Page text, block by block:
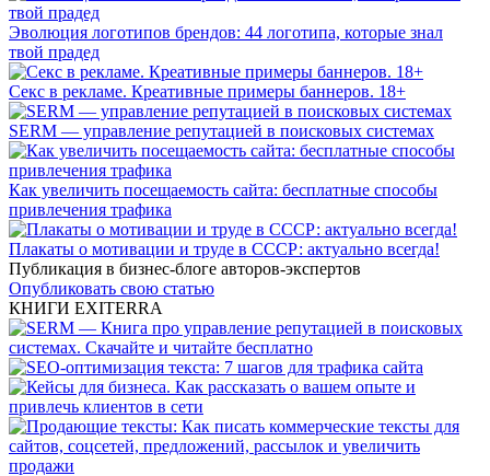
Эволюция логотипов брендов: 44 логотипа, которые знал
твой прадед
Секс в рекламе. Креативные примеры баннеров. 18+
SERM — управление репутацией в поисковых системах
Как увеличить посещаемость сайта: бесплатные способы
привлечения трафика
Плакаты о мотивации и труде в СССР: актуально всегда!
Публикация в бизнес-блоге авторов-экспертов
Опубликовать свою статью
КНИГИ EXITERRA